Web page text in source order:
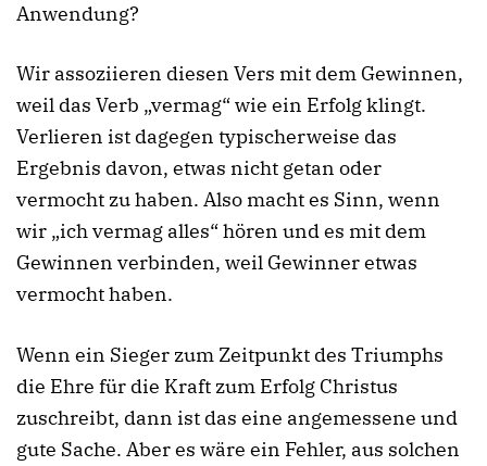
Anwendung?
Wir assoziieren diesen Vers mit dem Gewinnen,
weil das Verb „vermag“ wie ein Erfolg klingt.
Verlieren ist dagegen typischerweise das
Ergebnis davon, etwas nicht getan oder
vermocht zu haben. Also macht es Sinn, wenn
wir „ich vermag alles“ hören und es mit dem
Gewinnen verbinden, weil Gewinner etwas
vermocht haben.
Wenn ein Sieger zum Zeitpunkt des Triumphs
die Ehre für die Kraft zum Erfolg Christus
zuschreibt, dann ist das eine angemessene und
gute Sache. Aber es wäre ein Fehler, aus solchen